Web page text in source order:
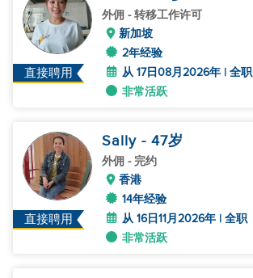
直接聘用
外佣 - 转移工作许可
新加坡
2年经验
从 17日08月2026年 | 全职
非常活跃
直接聘用
Sally - 47岁
外佣 - 完约
香港
14年经验
从 16日11月2026年 | 全职
非常活跃